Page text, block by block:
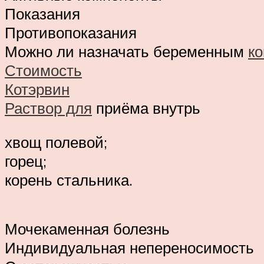
Показания
Противопоказания
Можно ли назначать беременным
Стоимость
Котэрвин
Раствор для приёма внутрь
хвощ полевой;
горец;
корень стальника.
Мочекаменная болезнь
Индивидуальная непереносимость